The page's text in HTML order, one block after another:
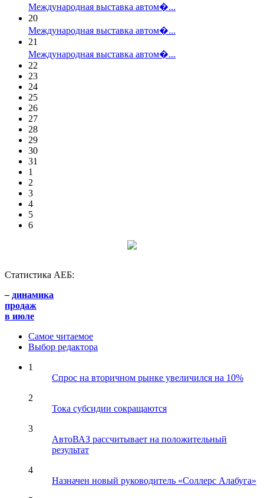
Международная выставка автом�...
20
Международная выставка автом�...
21
Международная выставка автом�...
22
23
24
25
26
27
28
29
30
31
1
2
3
4
5
6
Статистика АЕБ:
– динамика
продаж
в июле
Самое читаемое
Выбор редактора
1
Спрос на вторичном рынке увеличился на 10%
2
Тока субсидии сокращаются
3
АвтоВАЗ рассчитывает на положительный
результат
4
Назначен новый руководитель «Соллерс Алабуга»